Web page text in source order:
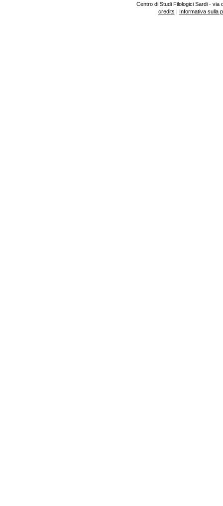
Centro di Studi Filologici Sardi - via
credits | Informativa sulla